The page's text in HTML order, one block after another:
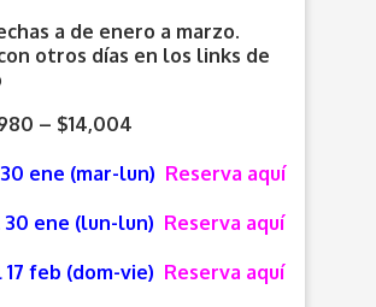
a de enero a marzo.
otros días en los links de
– $14,004
30 ene (mar-lun) Reserva aquí
30 ene (lun-lun) Reserva aquí
17 feb (dom-vie) Reserva aquí